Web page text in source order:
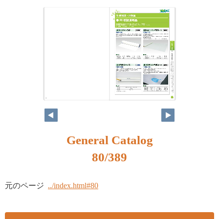
65
64
General Catalog
80/389
元のページ ../index.html#80